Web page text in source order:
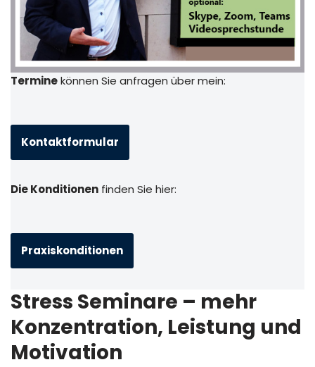
Terminekönnen Sie anfragen über mein:
Kontaktformular
Die Konditionen finden Sie hier:
Praxiskonditionen
Stress Seminare – mehr
Konzentration, Leistung und
Motivation